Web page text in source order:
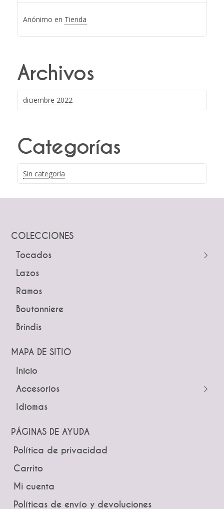
Anónimo en Tienda
Archivos
diciembre 2022
Categorías
Sin categoría
COLECCIONES
Tocados
← Atrás
Guías
Peinetas
Pines
Tiaras y Coronas
Lazos
Ramos
Boutonniere
Brindis
MAPA DE SITIO
Inicio
Accesorios
← Atrás
Tocados
← Atrás
Peinetas
Pines
Lazos
Idiomas
PÁGINAS DE AYUDA
Política de privacidad
Carrito
Mi cuenta
Políticas de envío y devoluciones